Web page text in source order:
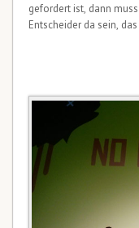
gefordert ist, dann
Entscheider da sein,